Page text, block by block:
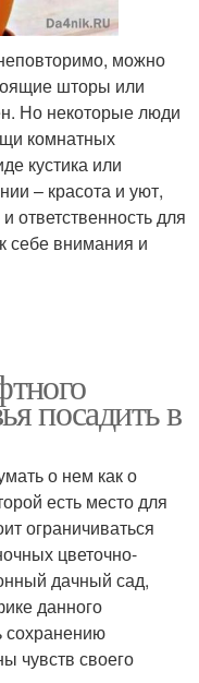
можно
шторы или
Но некоторые люди
комнатных
кустика или
– красота и уют,
ответственность для
себе внимания и
посадить в
о нем как о
есть место для
ограничиваться
цветочно-
дачный сад,
данного
сохранению
чувств своего